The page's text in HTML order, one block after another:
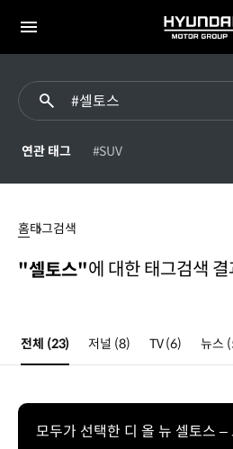
전체
HYUNDAI
MOTOR
연관 태그 #SUV
홈태그검색
"셀토스"에 대한 태그검색 결
전체 (23) 저널 (8) TV(6) 뉴스
모두가 선택한 디 올 뉴 셀토스 –